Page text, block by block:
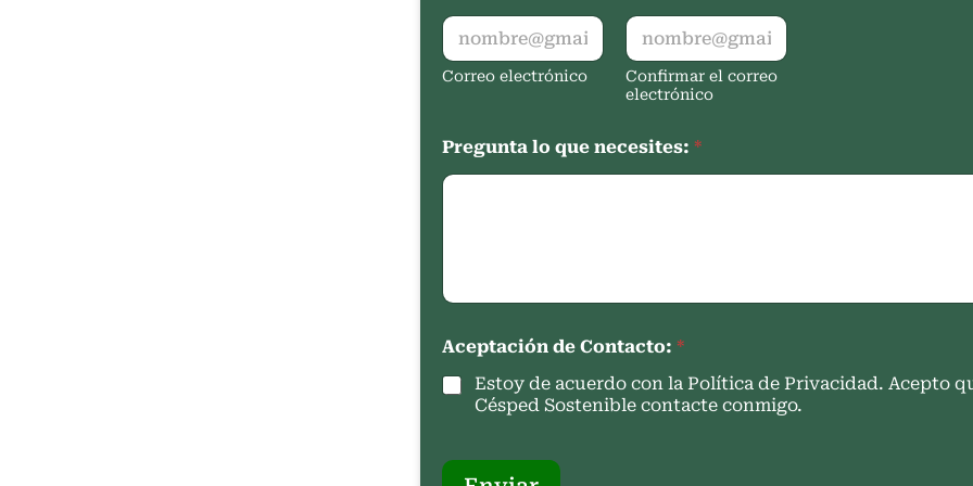
Correo electrónico
Confirmar el correo
electrónico
Pregunta lo que necesites: *
Aceptación de Contacto: *
Estoy de acuerdo con la Política de Privacidad. Acepto
Césped Sostenible contacte conmigo.